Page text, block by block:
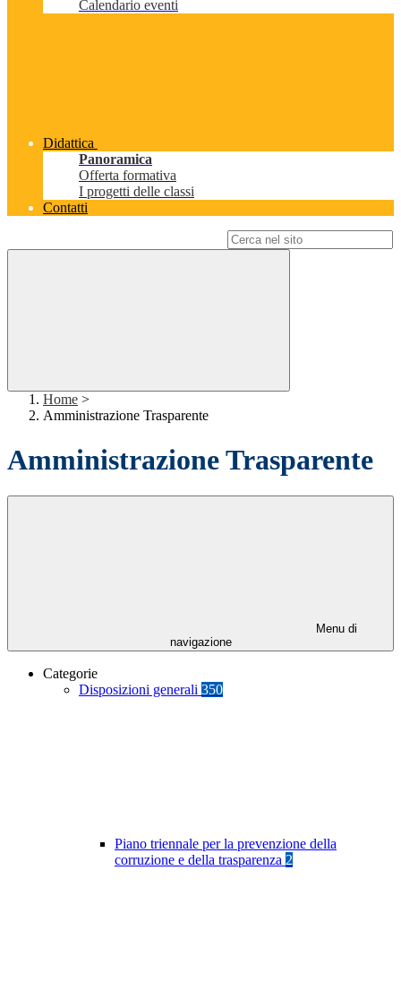
Calendario eventi
Didattica
Panoramica
Offerta formativa
I progetti delle classi
Contatti
Home >
Amministrazione Trasparente
Amministrazione Trasparente
Menu di
navigazione
Categorie
Disposizioni generali 350
Piano triennale per la prevenzione della
corruzione e della trasparenza 2